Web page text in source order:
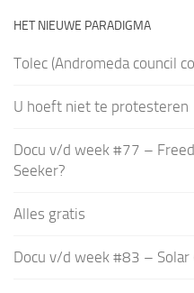
HET NIEUWE PARADIGMA
Tolec (Andromeda council
U hoeft niet te protesteren
Docu v/d week #77 –
Seeker?
Alles gratis
Docu v/d week #83 – Solar